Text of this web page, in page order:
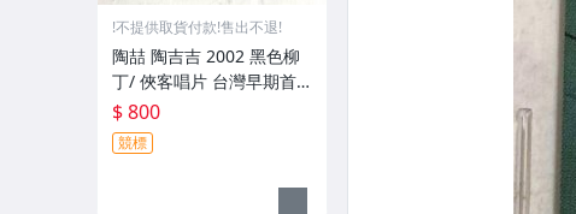
!不提供取貨付款!售出不退!
陶喆 陶吉吉 2002 黑色柳
丁/ 俠客唱片 台灣早期首
版專輯 CD / 附歌詞 好樂迪
新歌練唱劵 回函卡
$ 800
競標